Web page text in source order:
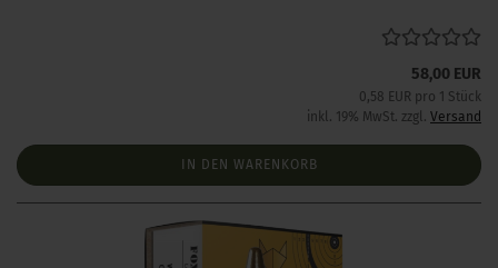
58,00 EUR
0,58 EUR pro 1 Stück
inkl. 19% MwSt. zzgl. Versand
IN DEN WARENKORB